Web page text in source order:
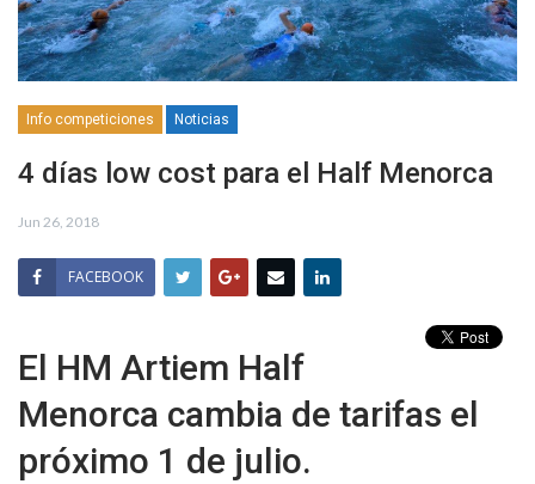
Info competiciones Noticias
4 días low cost para el Half Menorca
Jun 26, 2018
FACEBOOK
El HM Artiem Half
Menorca cambia de tarifas el
próximo 1 de julio.